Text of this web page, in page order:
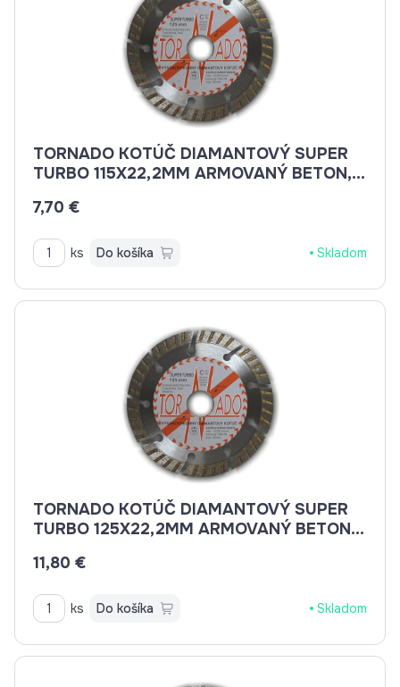
TORNADO KOTÚČ DIAMANTOVÝ SUPER
TURBO 115X22,2MM ARMOVANÝ BETON,
7,70 €
ks Do košíka Skladom
TORNADO KOTÚČ DIAMANTOVÝ SUPER
TURBO 125X22,2MM ARMOVANÝ BETON,
11,80 €
ks Do košíka Skladom